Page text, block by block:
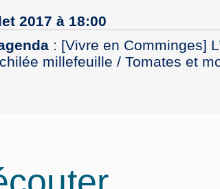
2017 à 18:00
: [Vivre en Comminges]
millefeuille / Tomates et